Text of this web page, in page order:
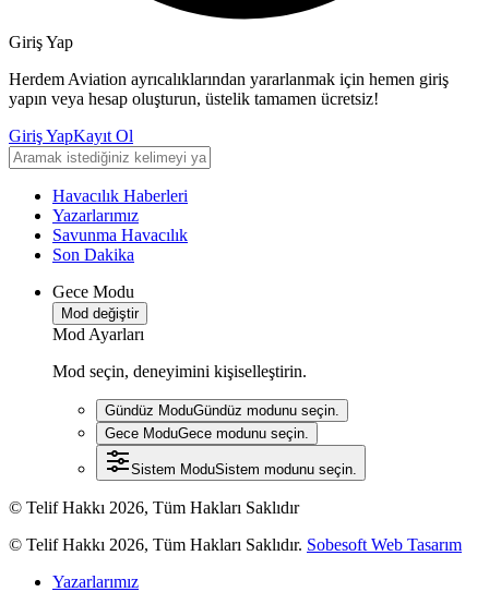
Giriş Yap
Herdem Aviation ayrıcalıklarından yararlanmak için hemen giriş
yapın veya hesap oluşturun, üstelik tamamen ücretsiz!
Giriş YapKayıt Ol
Havacılık Haberleri
Yazarlarımız
Savunma Havacılık
Son Dakika
Gece Modu
Mod değiştir
Mod Ayarları
Mod seçin, deneyimini kişiselleştirin.
Gündüz ModuGündüz modunu seçin.
Gece ModuGece modunu seçin.
Sistem ModuSistem modunu seçin.
© Telif Hakkı 2026, Tüm Hakları Saklıdır
© Telif Hakkı 2026, Tüm Hakları Saklıdır. Sobesoft Web Tasarım
Yazarlarımız